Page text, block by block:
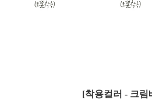
[착용컬러 - 크림